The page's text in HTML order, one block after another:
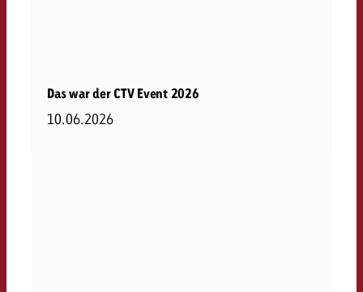
Das war der CTV Event 2026
10.06.2026